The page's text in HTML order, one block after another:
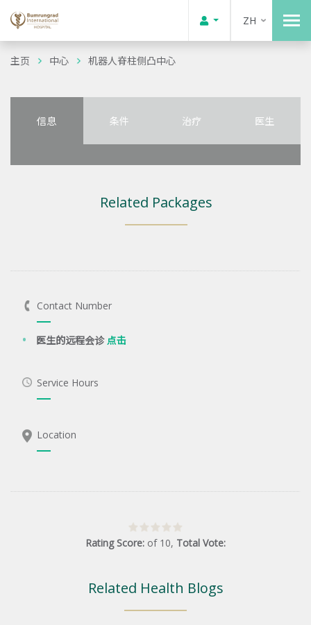
ZH
主页 中心 机器人脊柱侧凸中心
信息 条件 治疗 医生
Related Packages
Contact Number
医生的远程会诊点击
Service Hours
Location
Rating Score: of 10, Total Vote:
Related Health Blogs